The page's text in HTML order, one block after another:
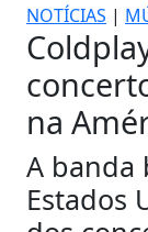
NOTÍCIAS |
na
A banda
Estados